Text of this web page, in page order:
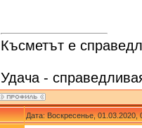
Късметът е
Удача -
Дата: Воскресенье,